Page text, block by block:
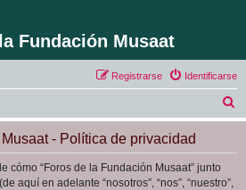
Fundación Musaat
Identificarse
Registrarse
u
- Política de privacidad
cómo “Foros de la Fundación Musaat” junto
aquí en adelante “nosotros”, “nos”, “nuestro”,